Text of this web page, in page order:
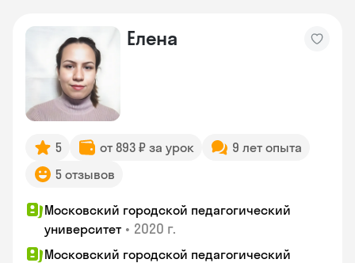
Елена
5 от 893 ₽ за урок
9 лет опыта
5 отзывов
Московский городской педагогический
университет • 2020 г.
Московский городской педагогический